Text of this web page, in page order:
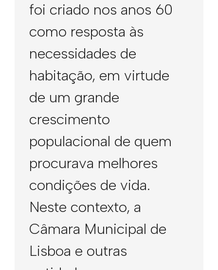
foi criado nos anos 60
como resposta às
necessidades de
habitação, em virtude
de um grande
crescimento
populacional de quem
procurava melhores
condições de vida.
Neste contexto, a
Câmara Municipal de
Lisboa e outras